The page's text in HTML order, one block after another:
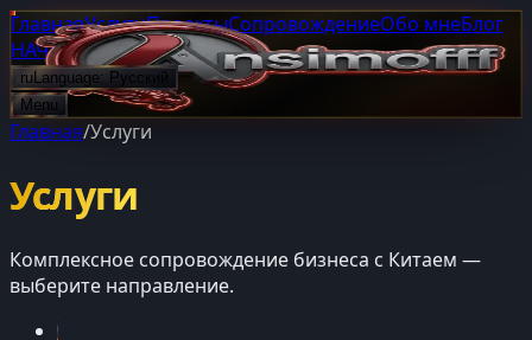
ГлавнаяУслугиПроектыСопровождениеОбо мнеБлог
НАЧАТЬ ПРОЕКТ
ruLanguage: Русский
Menu
Главная/Услуги
Услуги
Комплексное сопровождение бизнеса с Китаем —
выберите направление.